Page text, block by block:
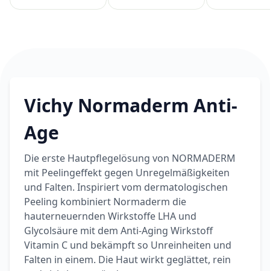
Categories
TestzentrumArzneimittel
&
Gesundheit
Hygiene &
Haushalt
Baby &
Familie
Sanitätshaus
Products
Vichy Normaderm Anti-
Age
Die erste Hautpflegelösung von NORMADERM
mit Peelingeffekt gegen Unregelmäßigkeiten
und Falten. Inspiriert vom dermatologischen
Peeling kombiniert Normaderm die
hauterneuernden Wirkstoffe LHA und
Glycolsäure mit dem Anti-Aging Wirkstoff
Vitamin C und bekämpft so Unreinheiten und
Falten in einem. Die Haut wirkt geglättet, rein